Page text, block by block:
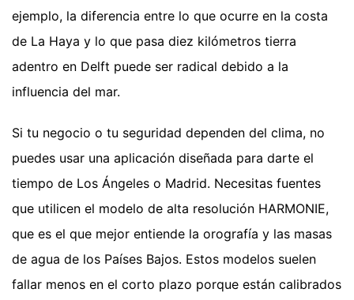
ejemplo, la diferencia entre lo que ocurre en la costa
de La Haya y lo que pasa diez kilómetros tierra
adentro en Delft puede ser radical debido a la
influencia del mar.
Si tu negocio o tu seguridad dependen del clima, no
puedes usar una aplicación diseñada para darte el
tiempo de Los Ángeles o Madrid. Necesitas fuentes
que utilicen el modelo de alta resolución HARMONIE,
que es el que mejor entiende la orografía y las masas
de agua de los Países Bajos. Estos modelos suelen
fallar menos en el corto plazo porque están calibrados